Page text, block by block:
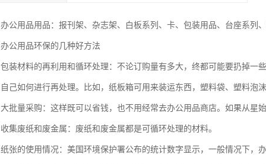
办公用品用品：报刊架、杂志架、白板系列、卡、包装用品、台座系列
办公用品环保的几种好方法
包装材料的再利用和循环处理：不论订购量有多大，终都可能要扔掉一
自己如何进行再处理。比如，纸板箱可用来装运东西，塑料袋、塑料泡
大批量采购：这样既可以省钱，也不用经常去办公用品商店。如果从星
收集废纸和废金属：废纸和废金属都是可循环处理的材料。
纸张的使用情况：美国环境保护署公布的统计数字显示，一般情况下，